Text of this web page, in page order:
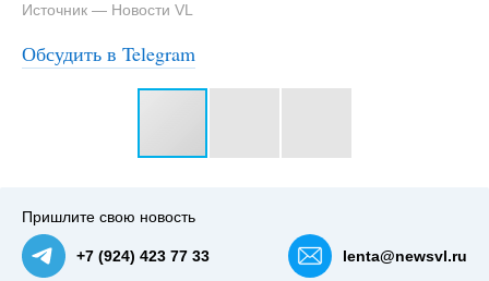
Источник — Новости VL
Обсудить в Telegram
Пришлите свою новость
+7 (924) 423 77 33 lenta@newsvl.ru